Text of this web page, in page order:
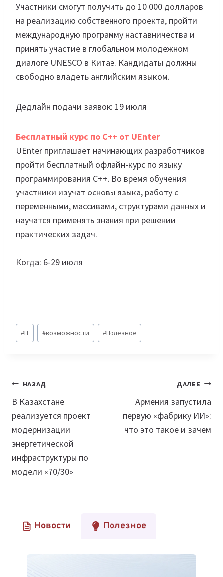
Участники смогут получить до 10 000 долларов
на реализацию собственного проекта, пройти
международную программу наставничества и
принять участие в глобальном молодежном
диалоге UNESCO в Китае. Кандидаты должны
свободно владеть английским языком.
Дедлайн подачи заявок: 19 июля
Бесплатный курс по C++ от UEnter
UEnter приглашает начинающих разработчиков
пройти бесплатный офлайн-курс по языку
программирования C++. Во время обучения
участники изучат основы языка, работу с
переменными, массивами, структурами данных и
научатся применять знания при решении
практических задач.
Когда: 6-29 июля
Метки
записи:
#IT #возможности #Полезное
Навигация
по
записям
НАЗАД
В Казахстане
реализуется проект
модернизации
энергетической
инфраструктуры по
модели «70/30»
ДАЛЕЕ
Армения запустила
первую «фабрику ИИ»:
что это такое и зачем
Новости Полезное